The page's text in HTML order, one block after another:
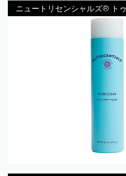
ニュートリセンシャルズ® ト